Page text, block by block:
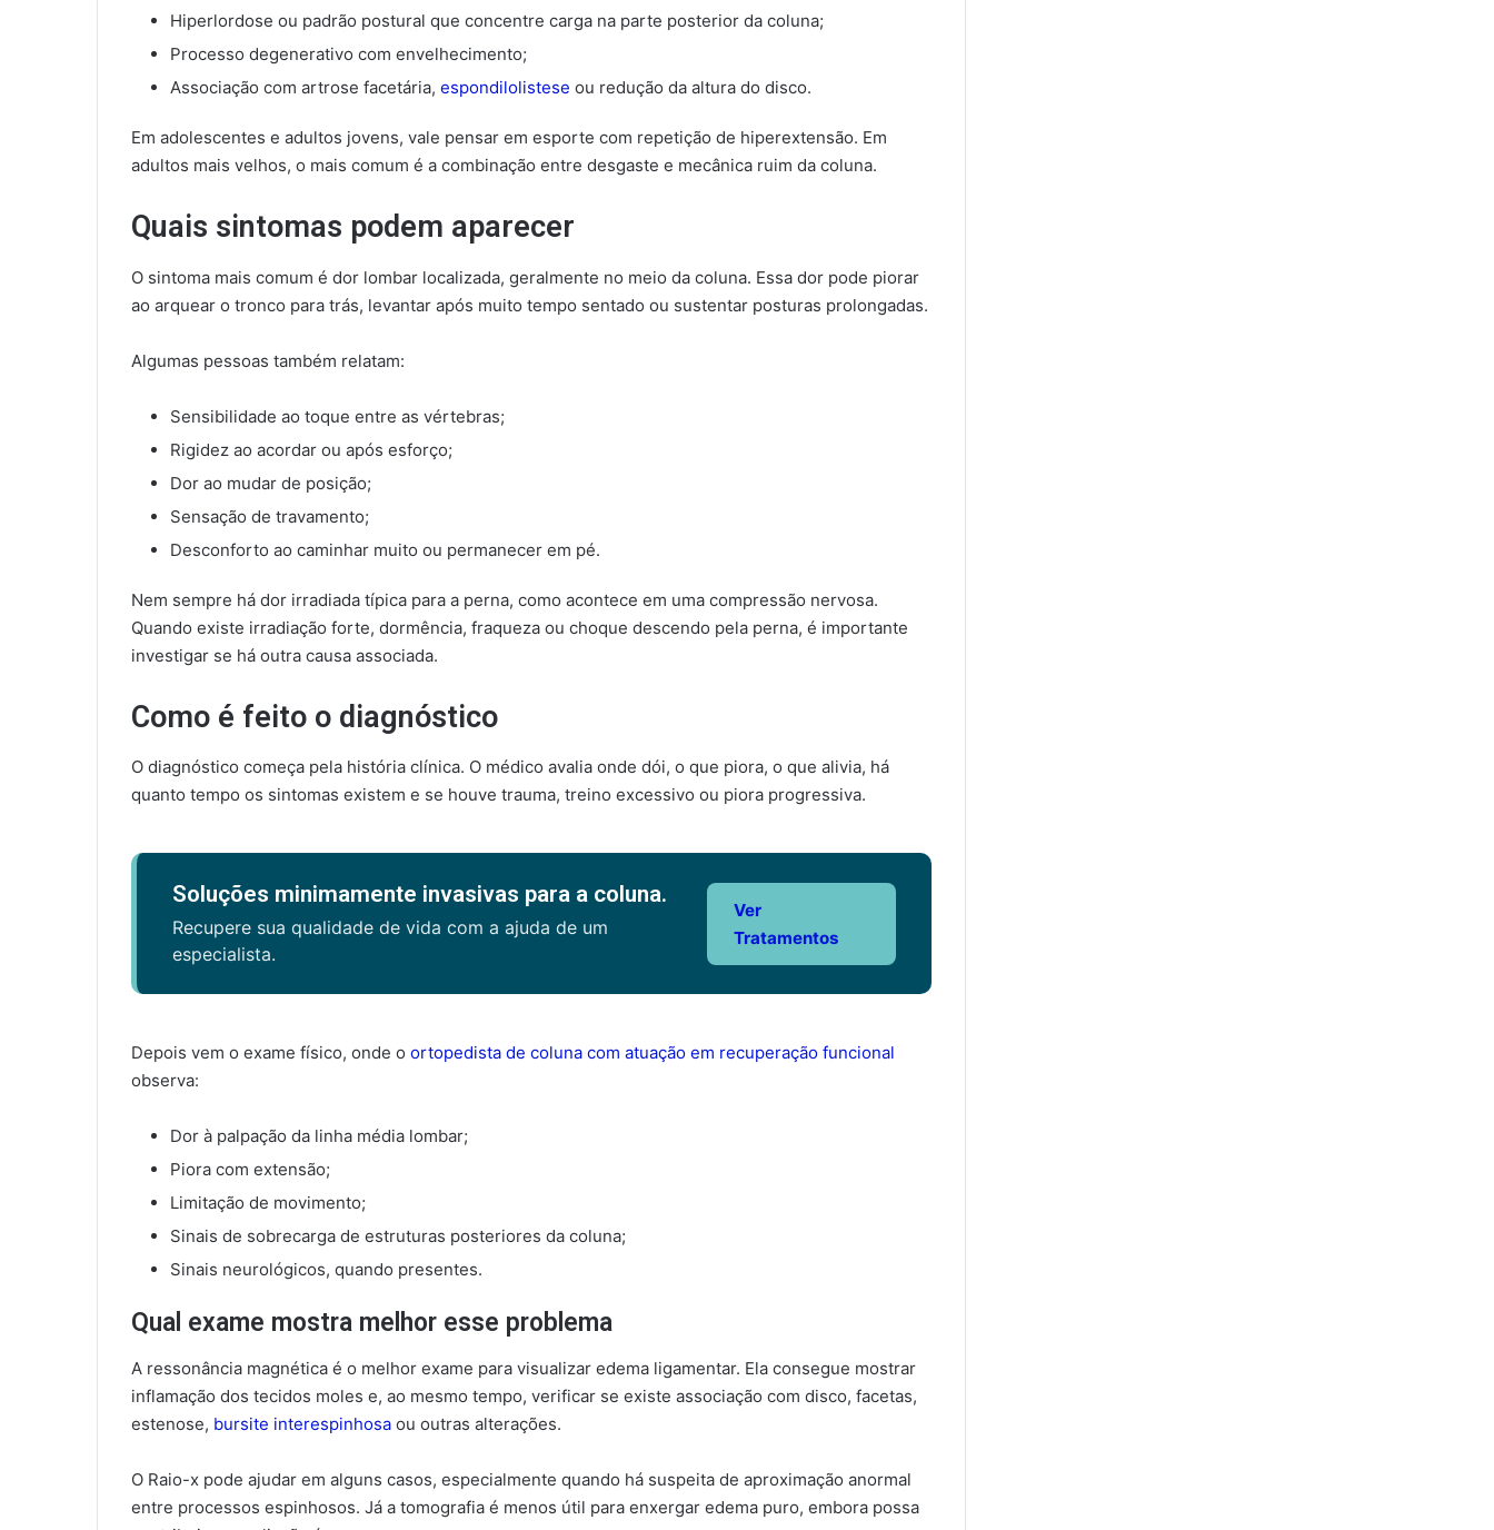
Hiperlordose ou padrão postural que concentre carga na parte posterior da coluna;
Processo degenerativo com envelhecimento;
Associação com artrose facetária, espondilolistese ou redução da altura do disco.
Em adolescentes e adultos jovens, vale pensar em esporte com repetição de hiperextensão. Em
adultos mais velhos, o mais comum é a combinação entre desgaste e mecânica ruim da coluna.
Quais sintomas podem aparecer
O sintoma mais comum é dor lombar localizada, geralmente no meio da coluna. Essa dor pode piorar
ao arquear o tronco para trás, levantar após muito tempo sentado ou sustentar posturas prolongadas.
Algumas pessoas também relatam:
Sensibilidade ao toque entre as vértebras;
Rigidez ao acordar ou após esforço;
Dor ao mudar de posição;
Sensação de travamento;
Desconforto ao caminhar muito ou permanecer em pé.
Nem sempre há dor irradiada típica para a perna, como acontece em uma compressão nervosa.
Quando existe irradiação forte, dormência, fraqueza ou choque descendo pela perna, é importante
investigar se há outra causa associada.
Como é feito o diagnóstico
O diagnóstico começa pela história clínica. O médico avalia onde dói, o que piora, o que alivia, há
quanto tempo os sintomas existem e se houve trauma, treino excessivo ou piora progressiva.
Soluções minimamente invasivas para a coluna.
Recupere sua qualidade de vida com a ajuda de um
especialista.
Ver
Tratamentos
Depois vem o exame físico, onde o ortopedista de coluna com atuação em recuperação funcional
observa:
Dor à palpação da linha média lombar;
Piora com extensão;
Limitação de movimento;
Sinais de sobrecarga de estruturas posteriores da coluna;
Sinais neurológicos, quando presentes.
Qual exame mostra melhor esse problema
A ressonância magnética é o melhor exame para visualizar edema ligamentar. Ela consegue mostrar
inflamação dos tecidos moles e, ao mesmo tempo, verificar se existe associação com disco, facetas,
estenose, bursite interespinhosa ou outras alterações.
O Raio-x pode ajudar em alguns casos, especialmente quando há suspeita de aproximação anormal
entre processos espinhosos. Já a tomografia é menos útil para enxergar edema puro, embora possa